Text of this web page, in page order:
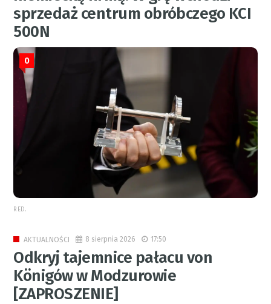
sprzedaż centrum obróbczego KCI
500N
0
RED.
AKTUALNOŚCI 8 sierpnia 2026 17:50
Odkryj tajemnice pałacu von
Königów w Modzurowie
[ZAPROSZENIE]